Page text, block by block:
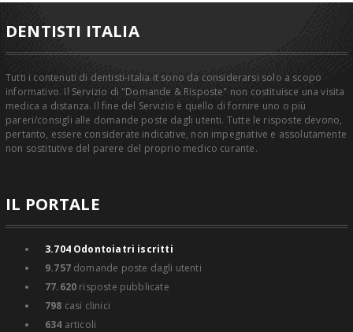
DENTISTI ITALIA
Tutti i contenuti di dentisti-italia.it sono da considerarsi solo a scopo
informativo. Il Servizio di "Domande & Risposte" non costituisce una visita
medica a distanza. Il fine del Servizio è quello di fornire uno o più
pareri/consigli alle domande poste dagli utenti. Tutte le risposte devono,
pertanto, essere considerate indicative, non impegnative e assolutamente
non sostitutive del parere del proprio medico curante.
IL PORTALE
3.704Odontoiatri iscritti
9.757domande poste dagli utenti
77.620 risposte pubblicate
798 casi clinici
634 articoli